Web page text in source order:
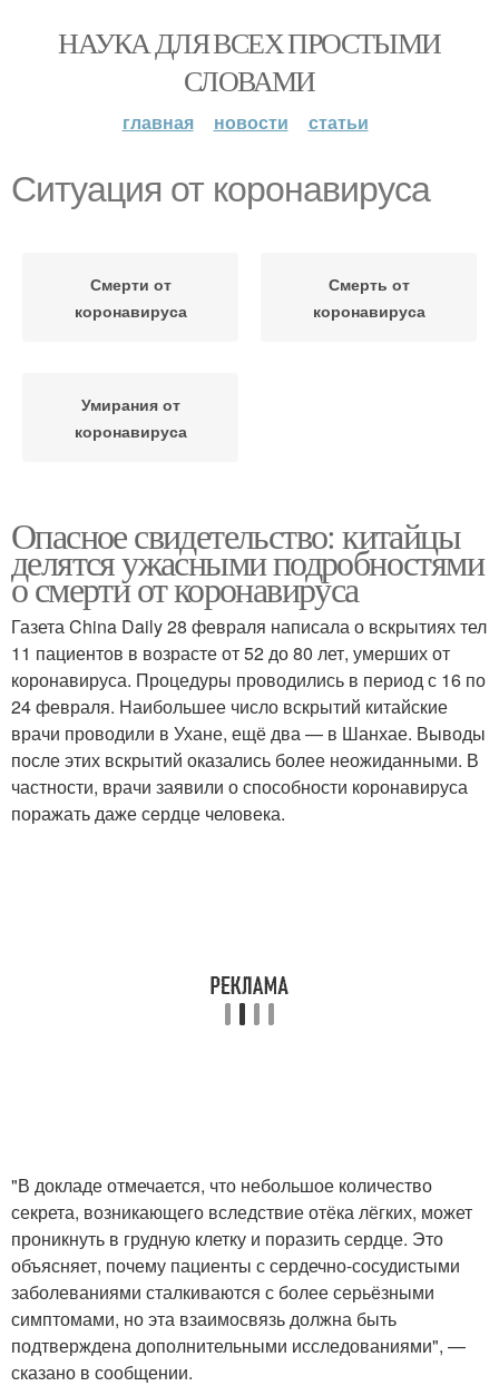
НАУКА ДЛЯ ВСЕХ ПРОСТЫМИ
СЛОВАМИ
главная новости статьи
Ситуация от коронавируса
Смерти от
коронавируса
Смерть от
коронавируса
Умирания от
коронавируса
Опасное свидетельство: китайцы
делятся ужасными подробностями
о смерти от коронавируса
Газета China Daily 28 февраля написала о вскрытиях тел
11 пациентов в возрасте от 52 до 80 лет, умерших от
коронавируса. Процедуры проводились в период с 16 по
24 февраля. Наибольшее число вскрытий китайские
врачи проводили в Ухане, ещё два — в Шанхае. Выводы
после этих вскрытий оказались более неожиданными. В
частности, врачи заявили о способности коронавируса
поражать даже сердце человека.
"В докладе отмечается, что небольшое количество
секрета, возникающего вследствие отёка лёгких, может
проникнуть в грудную клетку и поразить сердце. Это
объясняет, почему пациенты с сердечно-сосудистыми
заболеваниями сталкиваются с более серьёзными
симптомами, но эта взаимосвязь должна быть
подтверждена дополнительными исследованиями", —
сказано в сообщении.